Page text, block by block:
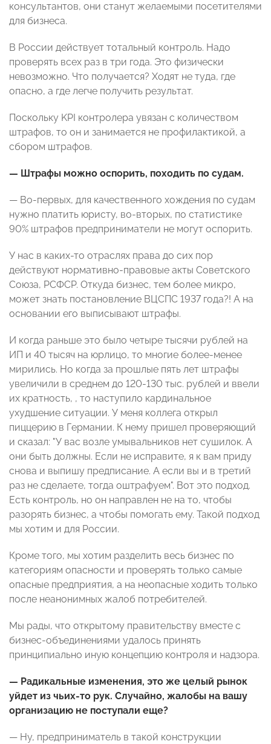
консультантов, они станут желаемыми посетителями
для бизнеса.
В России действует тотальный контроль. Надо
проверять всех раз в три года. Это физически
невозможно. Что получается? Ходят не туда, где
опасно, а где легче получить результат.
Поскольку KPI контролера увязан с количеством
штрафов, то он и занимается не профилактикой, а
сбором штрафов.
— Штрафы можно оспорить, походить по судам.
— Во-первых, для качественного хождения по судам
нужно платить юристу, во-вторых, по статистике
90% штрафов предприниматели не могут оспорить.
У нас в каких-то отраслях права до сих пор
действуют нормативно-правовые акты Советского
Союза, РСФСР. Откуда бизнес, тем более микро,
может знать постановление ВЦСПС 1937 года?! А на
основании его выписывают штрафы.
И когда раньше это было четыре тысячи рублей на
ИП и 40 тысяч на юрлицо, то многие более-менее
мирились. Но когда за прошлые пять лет штрафы
увеличили в среднем до 120-130 тыс. рублей и ввели
их кратность, , то наступило кардинальное
ухудшение ситуации. У меня коллега открыл
пиццерию в Германии. К нему пришел проверяющий
и сказал: "У вас возле умывальников нет сушилок. А
они быть должны. Если не исправите, я к вам приду
снова и выпишу предписание. А если вы и в третий
раз не сделаете, тогда оштрафуем". Вот это подход.
Есть контроль, но он направлен не на то, чтобы
разорять бизнес, а чтобы помогать ему. Такой подход
мы хотим и для России.
Кроме того, мы хотим разделить весь бизнес по
категориям опасности и проверять только самые
опасные предприятия, а на неопасные ходить только
после неанонимных жалоб потребителей.
Мы рады, что открытому правительству вместе с
бизнес-объединениями удалось принять
принципиально иную концепцию контроля и надзора.
— Радикальные изменения, это же целый рынок
уйдет из чьих-то рук. Случайно, жалобы на вашу
организацию не поступали еще?
— Ну, предприниматель в такой конструкции